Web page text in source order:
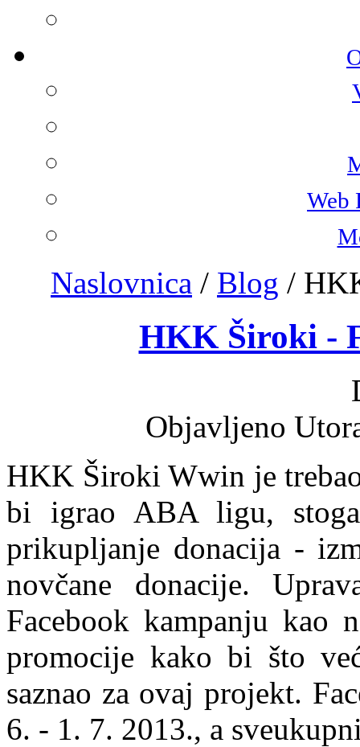
Web
Naslovnica / Blog /
HKK Široki -
Objavljeno
HKK Široki Wwin je
bi igrao ABA ligu,
prikupljanje donacija -
novčane donacije.
Facebook kampanju
promocije kako bi što
saznao za ovaj projekt.
6. - 1. 7. 2013., a